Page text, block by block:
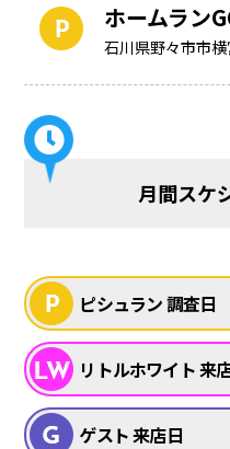
ホームラン
石川県野々市市
月間スケ
ピシュラン 調査日
リトルホワイト 来
ゲスト 来店日